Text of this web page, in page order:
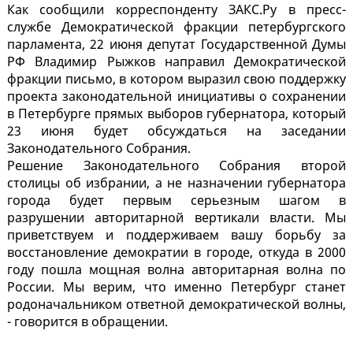
Как сообщили корреспонденту ЗАКС.Ру в пресс-
службе Демократической фракции петербургского
парламента, 22 июня депутат Государственной Думы
РФ Владимир Рыжков направил Демократической
фракции письмо, в котором выразил свою поддержку
проекта законодательной инициативы о сохранении
в Петербурге прямых выборов губернатора, который
23 июня будет обсуждаться на заседании
Законодательного Собрания.
Решение Законодательного Собрания второй
столицы об избрании, а не назначении губернатора
города будет первым серьезным шагом в
разрушении авторитарной вертикали власти. Мы
приветствуем и поддерживаем вашу борьбу за
восстановление демократии в городе, откуда в 2000
году пошла мощная волна авторитарная волна по
России. Мы верим, что именно Петербург станет
родоначальником ответной демократической волны,
- говорится в обращении.